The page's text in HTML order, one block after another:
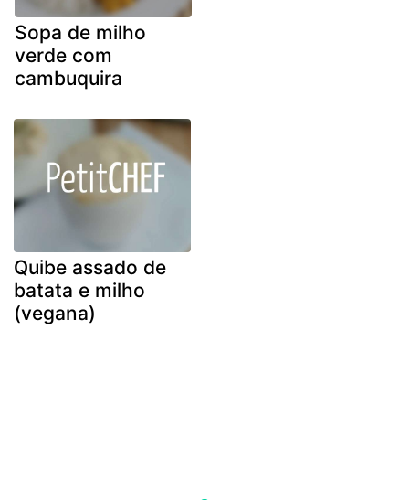
Sopa de milho
verde com
cambuquira
Quibe assado de
batata e milho
(vegana)